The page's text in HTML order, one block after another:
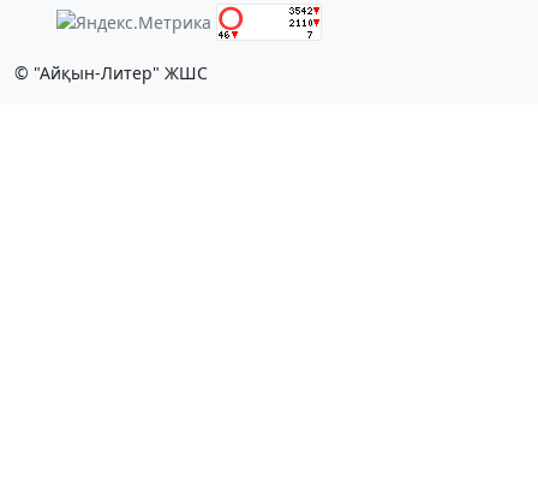
© "Айқын-Литер" ЖШС